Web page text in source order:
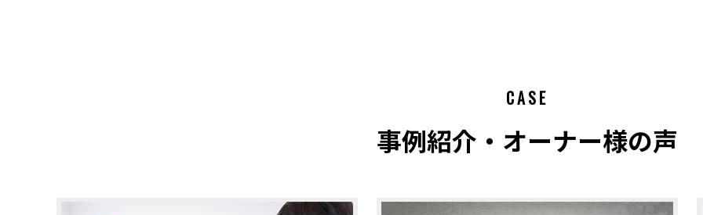
CASE
事例紹介・オーナー様の声